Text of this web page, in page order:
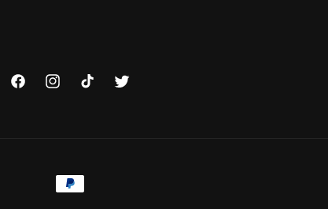
FacebookInstagramTikTok Twitter
Formas